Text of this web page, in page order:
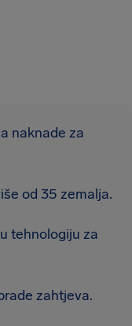
naknade za
od 35 zemalja.
tehnologiju za
zahtjeva.